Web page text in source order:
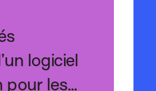
logiciel
pour les